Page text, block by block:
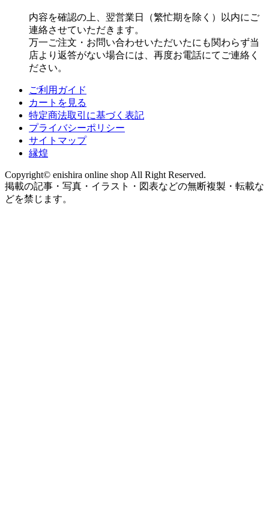
内容を確認の上、翌営業日（繁忙期を除く）以内にご
連絡させていただきます。
万一ご注文・お問い合わせいただいたにも関わらず当
店より返答がない場合には、再度お電話にてご連絡く
ださい。
ご利用ガイド
カートを見る
特定商法取引に基づく表記
プライバシーポリシー
サイトマップ
縁煌
Copyright© enishira online shop All Right Reserved.
掲載の記事・写真・イラスト・図表などの無断複製・転載な
どを禁じます。